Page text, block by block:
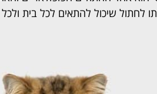
לחתול שיכול להתאים לכל בית